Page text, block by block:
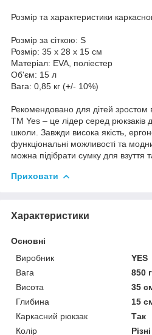
Розмір та характеристики
Розмір за сіткою: S
Розмір: 35 х 28 х 15 см
Матеріал: EVA, поліестер
Об'єм: 15 л
Вага: 0,85 кг (+/- 10%)
Рекомендовано для дітей зростом
ТМ Yes – це лідер серед рюкзаків
школи. Завжди висока якість,
функціональні можливості та
можна підібрати сумку для взуття
Приховати
Характеристики
Основні
Виробник
YES
Вага
850 г
Висота
35
Глибина
15
Каркасний рюкзак
Так
Колір